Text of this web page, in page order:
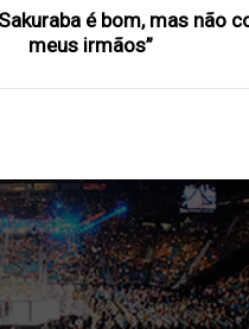
é bom, mas não
meus irmãos”